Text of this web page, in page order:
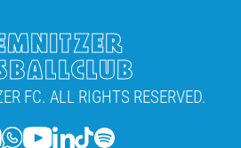
FC. ALL RIGHTS RESERVED.